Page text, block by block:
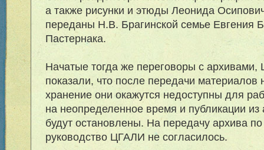
а также рисунки и этюды Леонида
переданы Н.В. Брагинской семье Евгения
Пастернака.
Начатые тогда же переговоры с архивами,
показали, что после передачи материалов
хранение они окажутся недоступны для
на неопределенное время и публикации
будут остановлены. На передачу архива
руководство ЦГАЛИ не согласилось.